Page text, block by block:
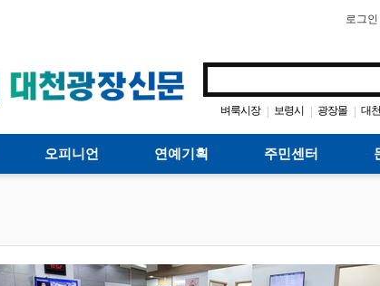
로그인
벼룩시장 | 보령시 | 광장몰 | 대
오피니언 연예기획 주민센터